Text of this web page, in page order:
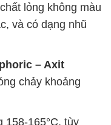
lỏng không màu
và có dạng nhũ
– Axit
chảy khoảng
158-165°C, tùy